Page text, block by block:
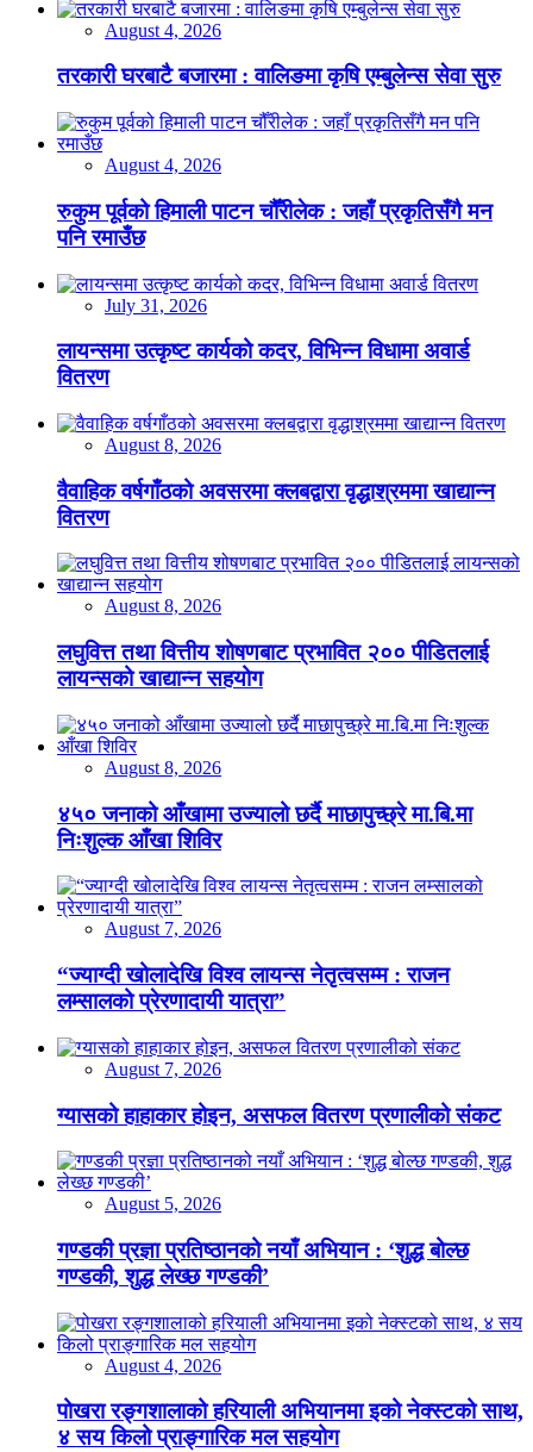
August 4, 2026
तरकारी घरबाटै बजारमा : वालिङमा कृषि एम्बुलेन्स सेवा सुरु
August 4, 2026
रुकुम पूर्वको हिमाली पाटन चौँरीलेक : जहाँ प्रकृतिसँगै मन
पनि रमाउँछ
July 31, 2026
लायन्समा उत्कृष्ट कार्यको कदर, विभिन्न विधामा अवार्ड
वितरण
August 8, 2026
वैवाहिक वर्षगाँठको अवसरमा क्लबद्वारा वृद्धाश्रममा खाद्यान्न
वितरण
August 8, 2026
लघुवित्त तथा वित्तीय शोषणबाट प्रभावित २०० पीडितलाई
लायन्सको खाद्यान्न सहयोग
August 8, 2026
४५० जनाको आँखामा उज्यालो छर्दै माछापुच्छ्रे मा.बि.मा
निःशुल्क आँखा शिविर
August 7, 2026
“ज्याग्दी खोलादेखि विश्व लायन्स नेतृत्वसम्म : राजन
लम्सालको प्रेरणादायी यात्रा”
August 7, 2026
ग्यासको हाहाकार होइन, असफल वितरण प्रणालीको संकट
August 5, 2026
गण्डकी प्रज्ञा प्रतिष्ठानको नयाँ अभियान : ‘शुद्ध बोल्छ
गण्डकी, शुद्ध लेख्छ गण्डकी’
August 4, 2026
पोखरा रङ्गशालाको हरियाली अभियानमा इको नेक्स्टको साथ,
४ सय किलो प्राङ्गारिक मल सहयोग